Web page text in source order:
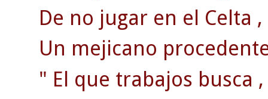
De no jugar en el Celta
Un mejicano
" El que trabajos busca